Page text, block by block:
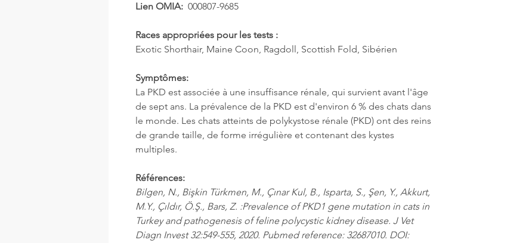
Lien OMIA: 000807-9685
Races appropriées pour les tests :
Exotic Shorthair, Maine Coon, Ragdoll, Scottish Fold, Sibérien
Symptômes:
La PKD est associée à une insuffisance rénale, qui survient avant l'âge
de sept ans. La prévalence de la PKD est d'environ 6 % des chats dans
le monde. Les chats atteints de polykystose rénale (PKD) ont des reins
de grande taille, de forme irrégulière et contenant des kystes
multiples.
Références:
Bilgen, N., Bişkin Türkmen, M., Çınar Kul, B., Isparta, S., Şen, Y., Akkurt,
M.Y., Çıldır, Ö.Ş., Bars, Z. :Prevalence of PKD1 gene mutation in cats in
Turkey and pathogenesis of feline polycystic kidney disease. J Vet
Diagn Invest 32:549-555, 2020. Pubmed reference: 32687010. DOI: